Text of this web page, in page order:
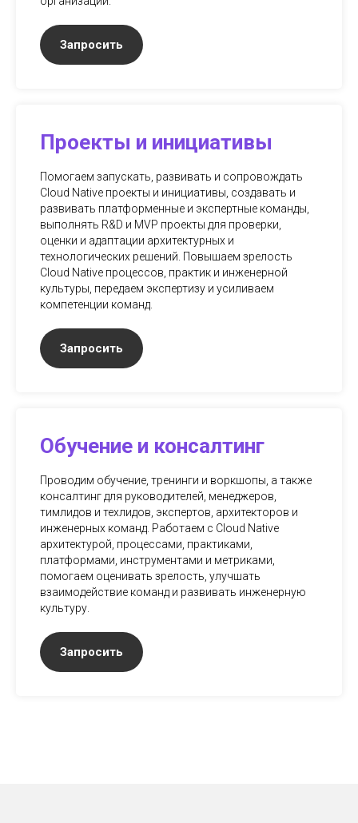
Запросить
Проекты и инициативы
Помогаем запускать, развивать и сопровождать
Cloud Native проекты и инициативы, создавать и
развивать платформенные и экспертные команды,
выполнять R&D и MVP проекты для проверки,
оценки и адаптации архитектурных и
технологических решений. Повышаем зрелость
Cloud Native процессов, практик и инженерной
культуры, передаем экспертизу и усиливаем
компетенции команд.
Запросить
Обучение и консалтинг
Проводим обучение, тренинги и воркшопы, а также
консалтинг для руководителей, менеджеров,
тимлидов и техлидов, экспертов, архитекторов и
инженерных команд. Работаем с Cloud Native
архитектурой, процессами, практиками,
платформами, инструментами и метриками,
помогаем оценивать зрелость, улучшать
взаимодействие команд и развивать инженерную
культуру.
Запросить